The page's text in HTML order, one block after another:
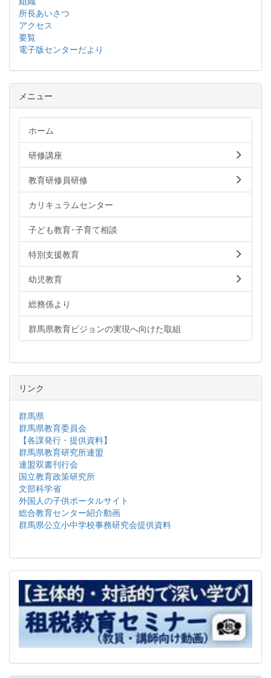
所長あいさつ
アクセス
要覧
電子版センターだより
メニュー
ホーム
研修講座
教育研修員研修
カリキュラムセンター
子ども教育･子育て相談
特別支援教育
幼児教育
総務係より
群馬県教育ビジョンの実現へ向けた取組
リンク
群馬県
群馬県教育委員会
【各課発行・提供資料】
群馬県教育研究所連盟
連盟双書刊行会
国立教育政策研究所
文部科学省
外国人の子供ポータルサイト
総合教育センター紹介動画
群馬県公立小中学校事務研究会提供資料